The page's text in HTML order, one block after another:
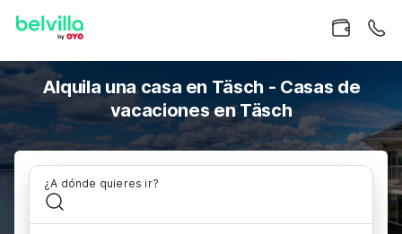
Alquila una casa en Täsch - Casas de
vacaciones en Täsch
¿A dónde quieres ir?